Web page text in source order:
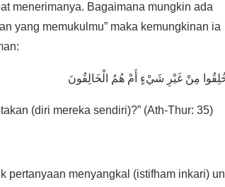
menerimanya. Bagaimana mungkin ada
yang memukulmu” maka kemungkinan ia
(diri mereka sendiri)?” (Ath-Thur: 35)
pertanyaan menyangkal (istifham inkari)